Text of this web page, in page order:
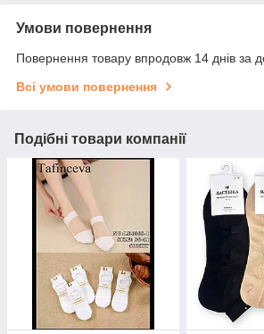
Умови повернення
Повернення товару впродовж 14 днів за
Всі умови повернення
Подібні товари компанії